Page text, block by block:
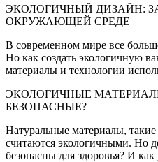
ЭКОЛОГИЧНЫЙ ДИЗАЙН:
ОКРУЖАЮЩЕЙ СРЕДЕ
В современном мире все
Но как создать экологичную
материалы и технологии
ЭКОЛОГИЧНЫЕ
БЕЗОПАСНЫЕ?
Натуральные материалы,
считаются экологичными. Но
безопасны для здоровья? И